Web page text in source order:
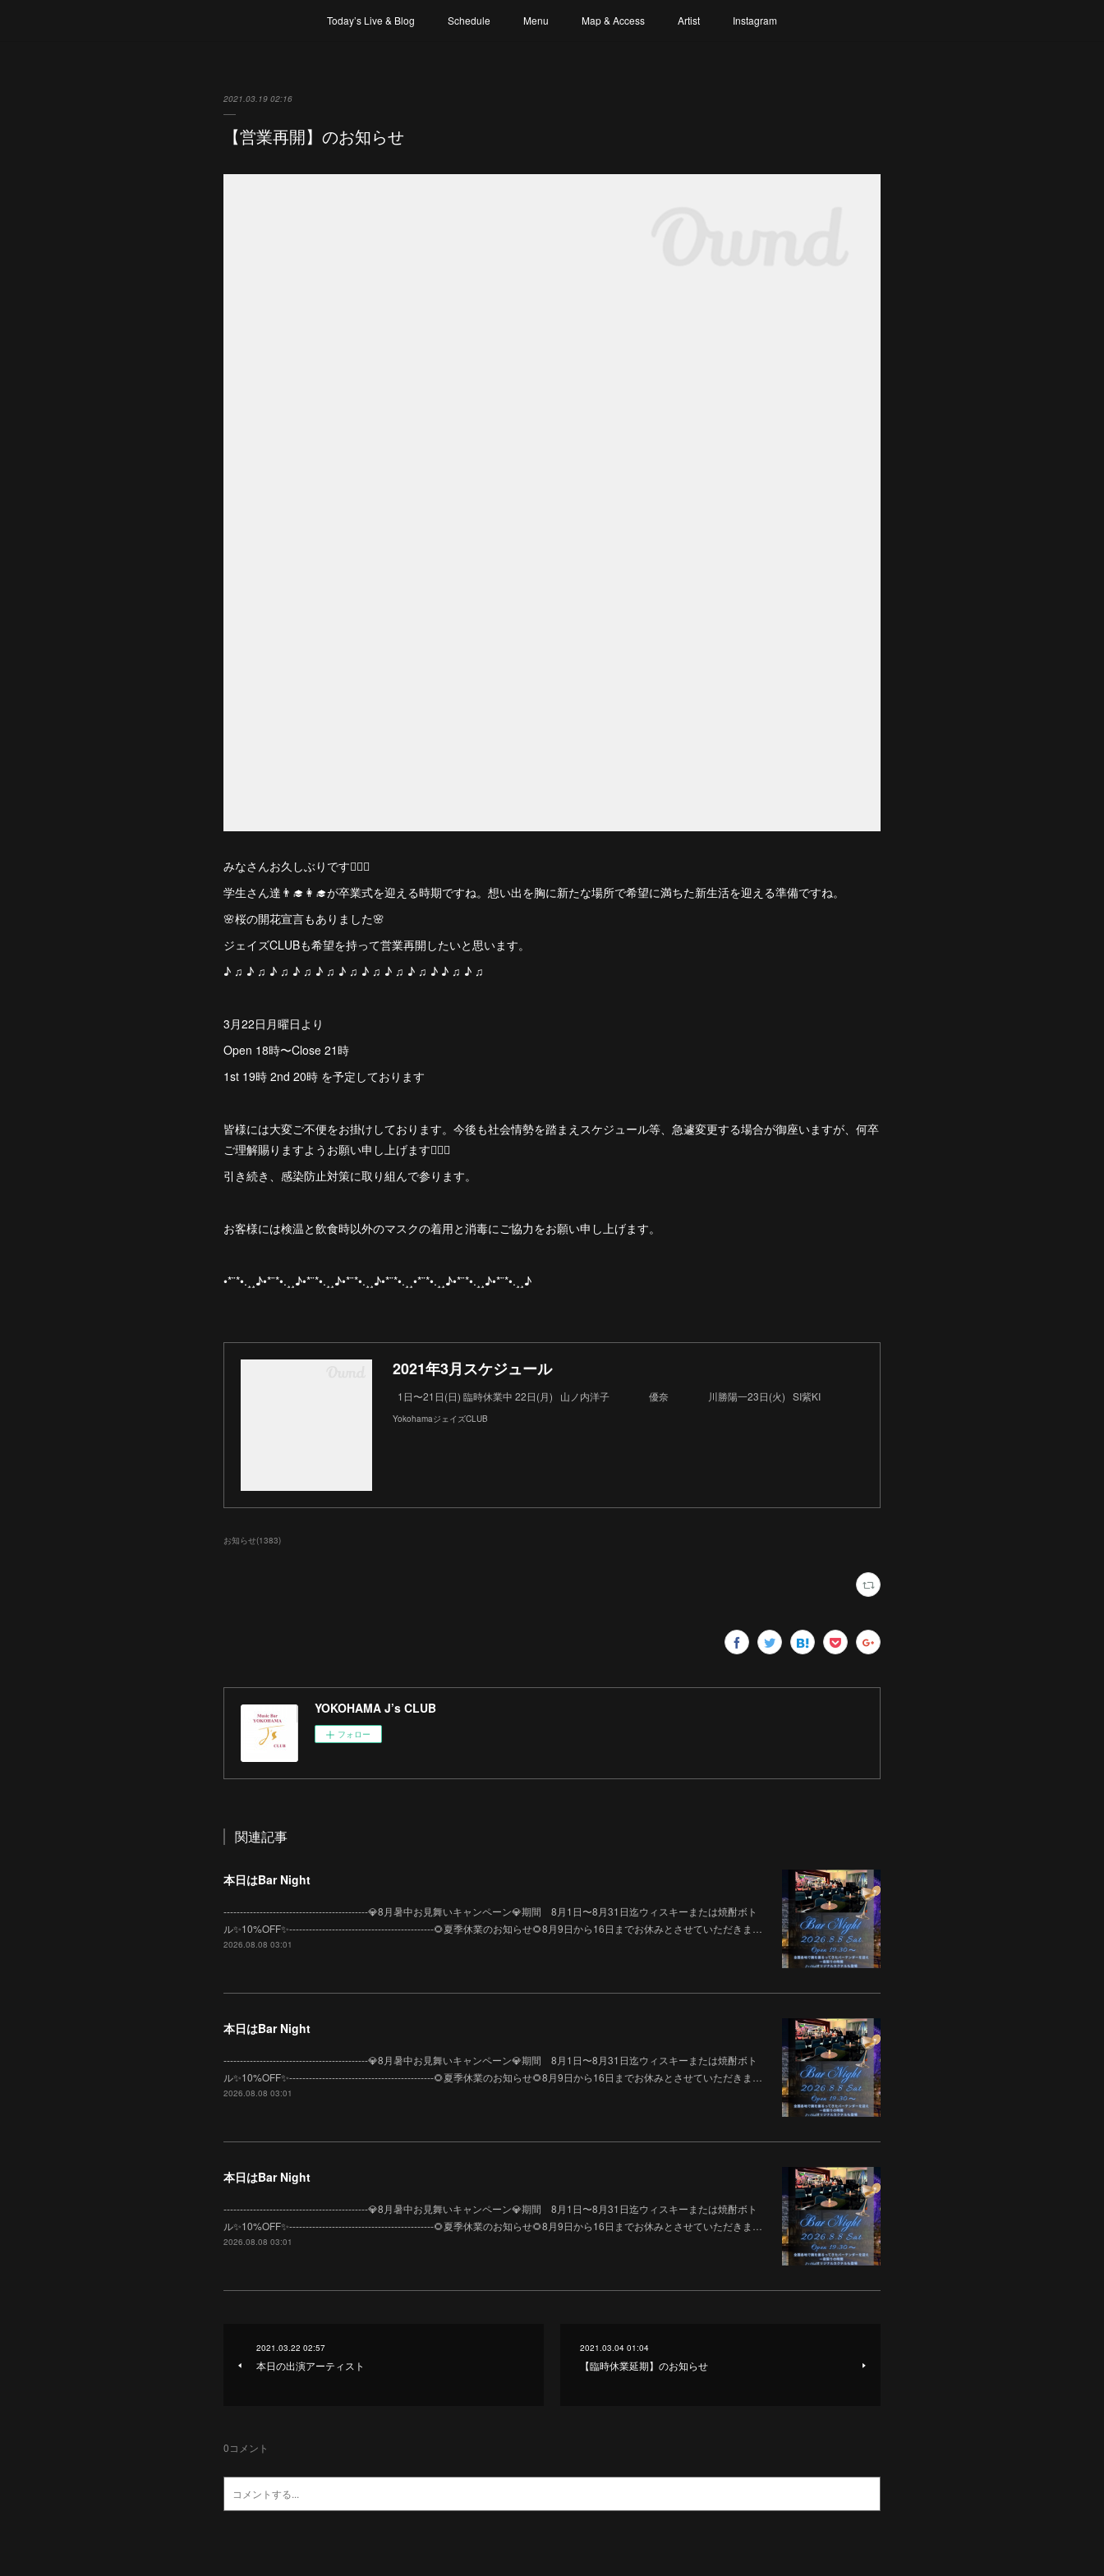
Today’s Live & Blog Schedule Menu Map & Access Artist Instagram
2021.03.19 02:16
【営業再開】のお知らせ
みなさんお久しぶりです🙋🏻‍♀️
学生さん達👨‍🎓👩‍🎓が卒業式を迎える時期ですね。想い出を胸に新たな場所で希望に満ちた新生活を迎える準備ですね。
🌸桜の開花宣言もありました🌸
ジェイズCLUBも希望を持って営業再開したいと思います。
♪ ♫ ♪ ♫ ♪ ♫ ♪ ♫ ♪ ♫ ♪ ♫ ♪ ♫ ♪ ♫ ♪ ♫ ♪ ♪ ♫ ♪ ♫
3月22日月曜日より
Open 18時〜Close 21時
1st 19時 2nd 20時 を予定しております
皆様には大変ご不便をお掛けしております。今後も社会情勢を踏まえスケジュール等、急遽変更する場合が御座いますが、何卒
ご理解賜りますようお願い申し上げます🙇🏻‍♀️
引き続き、感染防止対策に取り組んで参ります。
お客様には検温と飲食時以外のマスクの着用と消毒にご協力をお願い申し上げます。
•*¨*•.¸¸♪•*¨*•.¸¸♪•*¨*•.¸¸♪•*¨*•.¸¸♪•*¨*•.¸¸•*¨*•.¸¸♪•*¨*•.¸¸♪•*¨*•.¸¸♪
2021年3月スケジュール
1日〜21日(日) 臨時休業中 22日(月) 山ノ内洋子 優奈 川勝陽一23日(火) SI紫KI
YokohamaジェイズCLUB
お知らせ(1383)
YOKOHAMA J’s CLUB
フォロー
関連記事
本日はBar Night
--------------------------------------------💎8月暑中お見舞いキャンペーン💎期間 8月1日〜8月31日迄ウィスキーまたは焼酎ボト
ル✨10%OFF✨--------------------------------------------🌻夏季休業のお知らせ🌻8月9日から16日までお休みとさせていただきま…
2026.08.08 03:01
本日はBar Night
--------------------------------------------💎8月暑中お見舞いキャンペーン💎期間 8月1日〜8月31日迄ウィスキーまたは焼酎ボト
ル✨10%OFF✨--------------------------------------------🌻夏季休業のお知らせ🌻8月9日から16日までお休みとさせていただきま…
2026.08.08 03:01
本日はBar Night
--------------------------------------------💎8月暑中お見舞いキャンペーン💎期間 8月1日〜8月31日迄ウィスキーまたは焼酎ボト
ル✨10%OFF✨--------------------------------------------🌻夏季休業のお知らせ🌻8月9日から16日までお休みとさせていただきま…
2026.08.08 03:01
2021.03.22 02:57
本日の出演アーティスト
2021.03.04 01:04
【臨時休業延期】のお知らせ
0コメント